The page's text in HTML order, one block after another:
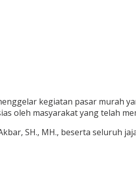
kegiatan pasar murah
oleh masyarakat yang telah
SH., MH., beserta seluruh